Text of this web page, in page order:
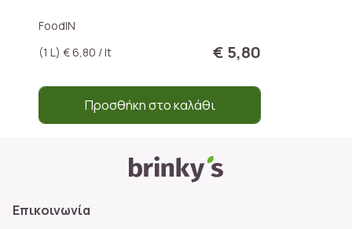
FoodIN
(1 L) € 6,80 / lt
€ 5,80
Προσθήκη στο καλάθι
Επικοινωνία